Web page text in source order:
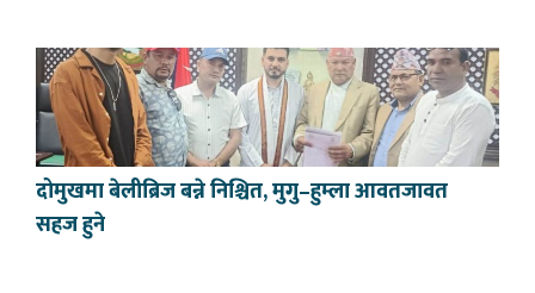
दोमुखमा बेलीब्रिज बन्ने निश्चित, मुगु–हुम्ला आवतजावत
सहज हुने